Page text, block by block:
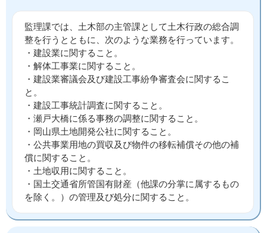
監理課では、土木部の主管課として土木行政の総合調
整を行うとともに、次のような業務を行っています。
・建設業に関すること。
・解体工事業に関すること。
・建設業審議会及び建設工事紛争審査会に関するこ
と。
・建設工事統計調査に関すること。
・瀬戸大橋に係る事務の調整に関すること。
・岡山県土地開発公社に関すること。
・公共事業用地の買収及び物件の移転補償その他の補
償に関すること。
・土地収用に関すること。
・国土交通省所管国有財産（他課の分掌に属するもの
を除く。）の管理及び処分に関すること。